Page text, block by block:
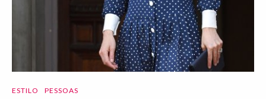
ESTILO PESSOAS